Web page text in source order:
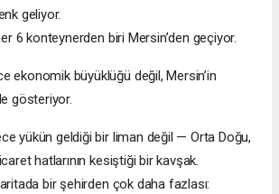
geliyor.
6 konteynerden biri Mersin’den geçiyor.
ekonomik büyüklüğü değil, Mersin’in
gösteriyor.
yükün geldiği bir liman değil — Orta Doğu,
hatlarının kesiştiği bir kavşak.
bir şehirden çok daha fazlası: